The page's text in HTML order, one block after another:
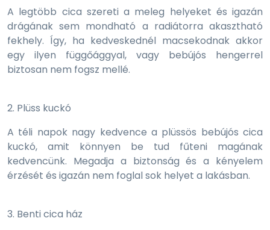
A legtöbb cica szereti a meleg helyeket és igazán
drágának sem mondható a radiátorra akasztható
fekhely. Így, ha kedveskednél macsekodnak akkor
egy ilyen függőággyal, vagy bebújós hengerrel
biztosan nem fogsz mellé.
2. Plüss kuckó
A téli napok nagy kedvence a plüssös bebújós cica
kuckó, amit könnyen be tud fűteni magának
kedvencünk. Megadja a biztonság és a kényelem
érzését és igazán nem foglal sok helyet a lakásban.
3. Benti cica ház